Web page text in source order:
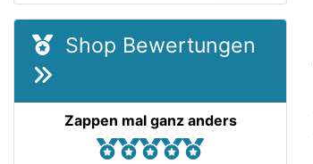
Shop Bewertungen
Zappen mal ganz anders